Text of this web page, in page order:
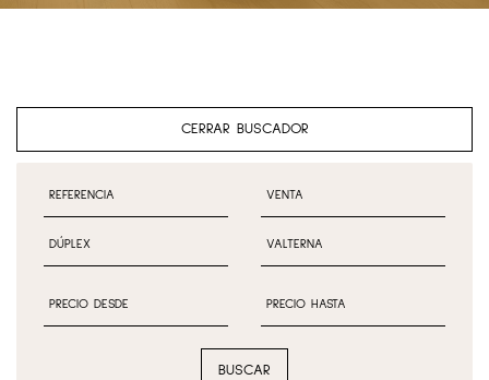
CERRAR BUSCADOR
BUSCAR